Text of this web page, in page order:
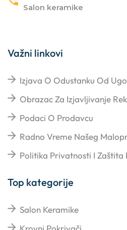
Salon keramike
Važni linkovi
Izjava O Odustanku Od
Obrazac Za Izjavljivanje
Podaci O Prodavcu
Radno Vreme Našeg
Politika Privatnosti I Zaštita
Top kategorije
Salon Keramike